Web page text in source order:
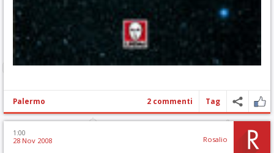
Palermo 2 commenti Tag
1:00
28 Nov 2008 Rosalio